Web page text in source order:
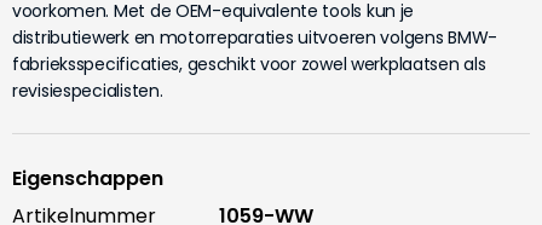
voorkomen. Met de OEM-equivalente tools kun je
distributiewerk en motorreparaties uitvoeren volgens BMW-
fabrieksspecificaties, geschikt voor zowel werkplaatsen als
revisiespecialisten.
Eigenschappen
Artikelnummer
1059-WW